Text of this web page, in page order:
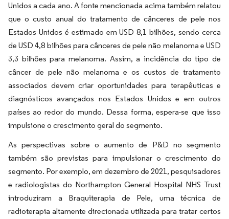
Unidos a cada ano. A fonte mencionada acima também relatou
que o custo anual do tratamento de cânceres de pele nos
Estados Unidos é estimado em USD 8,1 bilhões, sendo cerca
de USD 4,8 bilhões para cânceres de pele não melanoma e USD
3,3 bilhões para melanoma. Assim, a incidência do tipo de
câncer de pele não melanoma e os custos de tratamento
associados devem criar oportunidades para terapêuticas e
diagnósticos avançados nos Estados Unidos e em outros
países ao redor do mundo. Dessa forma, espera-se que isso
impulsione o crescimento geral do segmento.
As perspectivas sobre o aumento de P&D no segmento
também são previstas para impulsionar o crescimento do
segmento. Por exemplo, em dezembro de 2021, pesquisadores
e radiologistas do Northampton General Hospital NHS Trust
introduziram a Braquiterapia de Pele, uma técnica de
radioterapia altamente direcionada utilizada para tratar certos